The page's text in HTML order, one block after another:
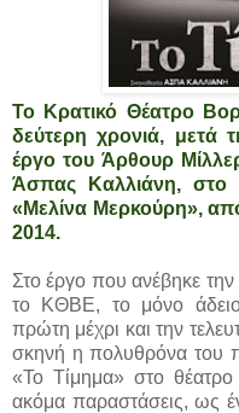
Το Κρατικό Θέατρο
δεύτερη χρονιά, μετά
έργο του Άρθουρ
Άσπας Καλλιάνη, στο
«Μελίνα Μερκούρη»,
2014.
Στο έργο που ανέβηκε
το ΚΘΒΕ, το μόνο
πρώτη μέχρι και την
σκηνή η πολυθρόνα του
«Το Τίμημα» στο θέατρο
ακόμα παραστάσεις, ως